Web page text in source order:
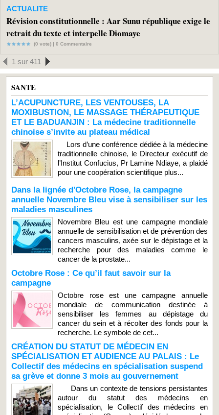
ACTUALITE
Révision constitutionnelle : Aar Sunu république exige le
retrait du texte et interpelle Diomaye
(0 vote) | 0 Commentaire
1 sur 411
SANTE
L’ACUPUNCTURE, LES VENTOUSES, LA
MOXIBUSTION, LE MASSAGE THÉRAPEUTIQUE
ET LE BADUANJIN : La médecine traditionnelle
chinoise s’invite au plateau médical
Lors d’une conférence dédiée à la médecine
traditionnelle chinoise, le Directeur exécutif de
l’Institut Confucius, Pr Lamine Ndiaye, a plaidé
pour une coopération scientifique plus...
Dans la lignée d'Octobre Rose, la campagne
annuelle Novembre Bleu vise à sensibiliser sur les
maladies masculines
Novembre Bleu est une campagne mondiale
annuelle de sensibilisation et de prévention des
cancers masculins, axée sur le dépistage et la
recherche pour des maladies comme le
cancer de la prostate...
Octobre Rose : Ce qu’il faut savoir sur la
campagne
Octobre rose est une campagne annuelle
mondiale de communication destinée à
sensibiliser les femmes au dépistage du
cancer du sein et à récolter des fonds pour la
recherche. Le symbole de cet...
CRÉATION DU STATUT DE MÉDECIN EN
SPÉCIALISATION ET AUDIENCE AU PALAIS : Le
Collectif des médecins en spécialisation suspend
sa grève et donne 3 mois au gouvernement
Dans un contexte de tensions persistantes
autour du statut des médecins en
spécialisation, le Collectif des médecins en